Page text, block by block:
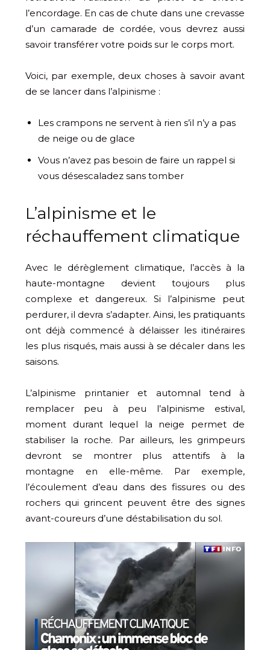
l’encordage. En cas de chute dans une crevasse
d’un camarade de cordée, vous devrez aussi
savoir transférer votre poids sur le corps mort.
Voici, par exemple, deux choses à savoir avant
de se lancer dans l’alpinisme :
Les crampons ne servent à rien s’il n’y a pas
de neige ou de glace
Vous n’avez pas besoin de faire un rappel si
vous désescaladez sans tomber
L’alpinisme et le
réchauffement climatique
Avec le dérèglement climatique, l’accès à la
haute-montagne devient toujours plus
complexe et dangereux. Si l’alpinisme peut
perdurer, il devra s’adapter. Ainsi, les pratiquants
ont déjà commencé à délaisser les itinéraires
les plus risqués, mais aussi à se décaler dans les
saisons.
L’alpinisme printanier et automnal tend à
remplacer peu à peu l’alpinisme estival,
moment durant lequel la neige permet de
stabiliser la roche. Par ailleurs, les grimpeurs
devront se montrer plus attentifs à la
montagne en elle-même. Par exemple,
l’écoulement d’eau dans des fissures ou des
rochers qui grincent peuvent être des signes
avant-coureurs d’une déstabilisation du sol.